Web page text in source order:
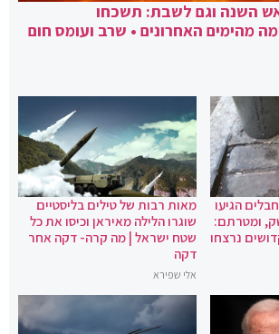
השנה וגם לשבת: תשכחו
מהימים האחרונים • שרב ועומס חום
הגיעו
ומטרתם:
נרצחו
מאות רבות של טילים בליסטיים
שוגרו הלילה מאיראן וכיסו את כל
שטח ישראל | מה קרה- דקה אחר
דקה
אלי שפירא